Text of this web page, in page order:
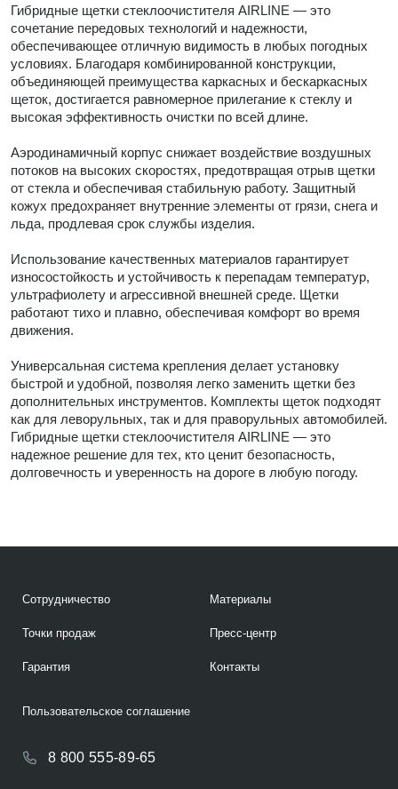
Гибридные щетки стеклоочистителя AIRLINE — это
сочетание передовых технологий и надежности,
обеспечивающее отличную видимость в любых погодных
условиях. Благодаря комбинированной конструкции,
объединяющей преимущества каркасных и бескаркасных
щеток, достигается равномерное прилегание к стеклу и
высокая эффективность очистки по всей длине.
Аэродинамичный корпус снижает воздействие воздушных
потоков на высоких скоростях, предотвращая отрыв щетки
от стекла и обеспечивая стабильную работу. Защитный
кожух предохраняет внутренние элементы от грязи, снега и
льда, продлевая срок службы изделия.
Использование качественных материалов гарантирует
износостойкость и устойчивость к перепадам температур,
ультрафиолету и агрессивной внешней среде. Щетки
работают тихо и плавно, обеспечивая комфорт во время
движения.
Универсальная система крепления делает установку
быстрой и удобной, позволяя легко заменить щетки без
дополнительных инструментов. Комплекты щеток подходят
как для леворульных, так и для праворульных автомобилей.
Гибридные щетки стеклоочистителя AIRLINE — это
надежное решение для тех, кто ценит безопасность,
долговечность и уверенность на дороге в любую погоду.
Сотрудничество
Точки продаж
Гарантия
Материалы
Пресс-центр
Контакты
8 800 555-89-65
Пользовательское соглашение